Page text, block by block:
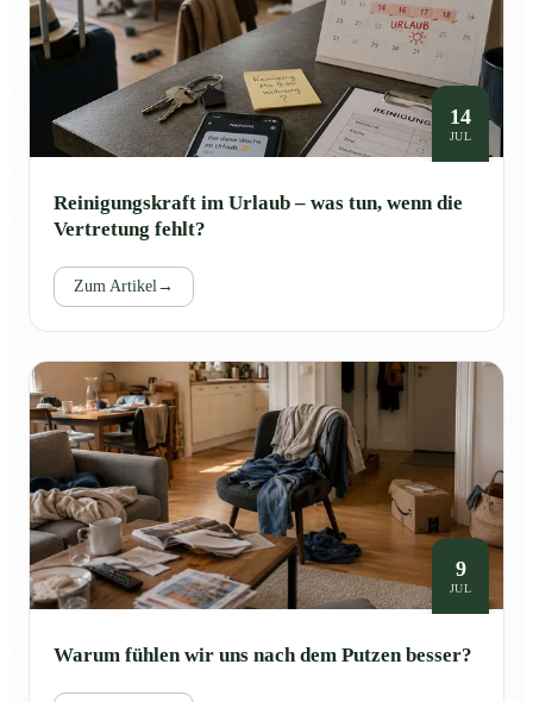
14
JUL
Reinigungskraft im Urlaub – was tun, wenn die
Vertretung fehlt?
Zum Artikel→
9
JUL
Warum fühlen wir uns nach dem Putzen besser?